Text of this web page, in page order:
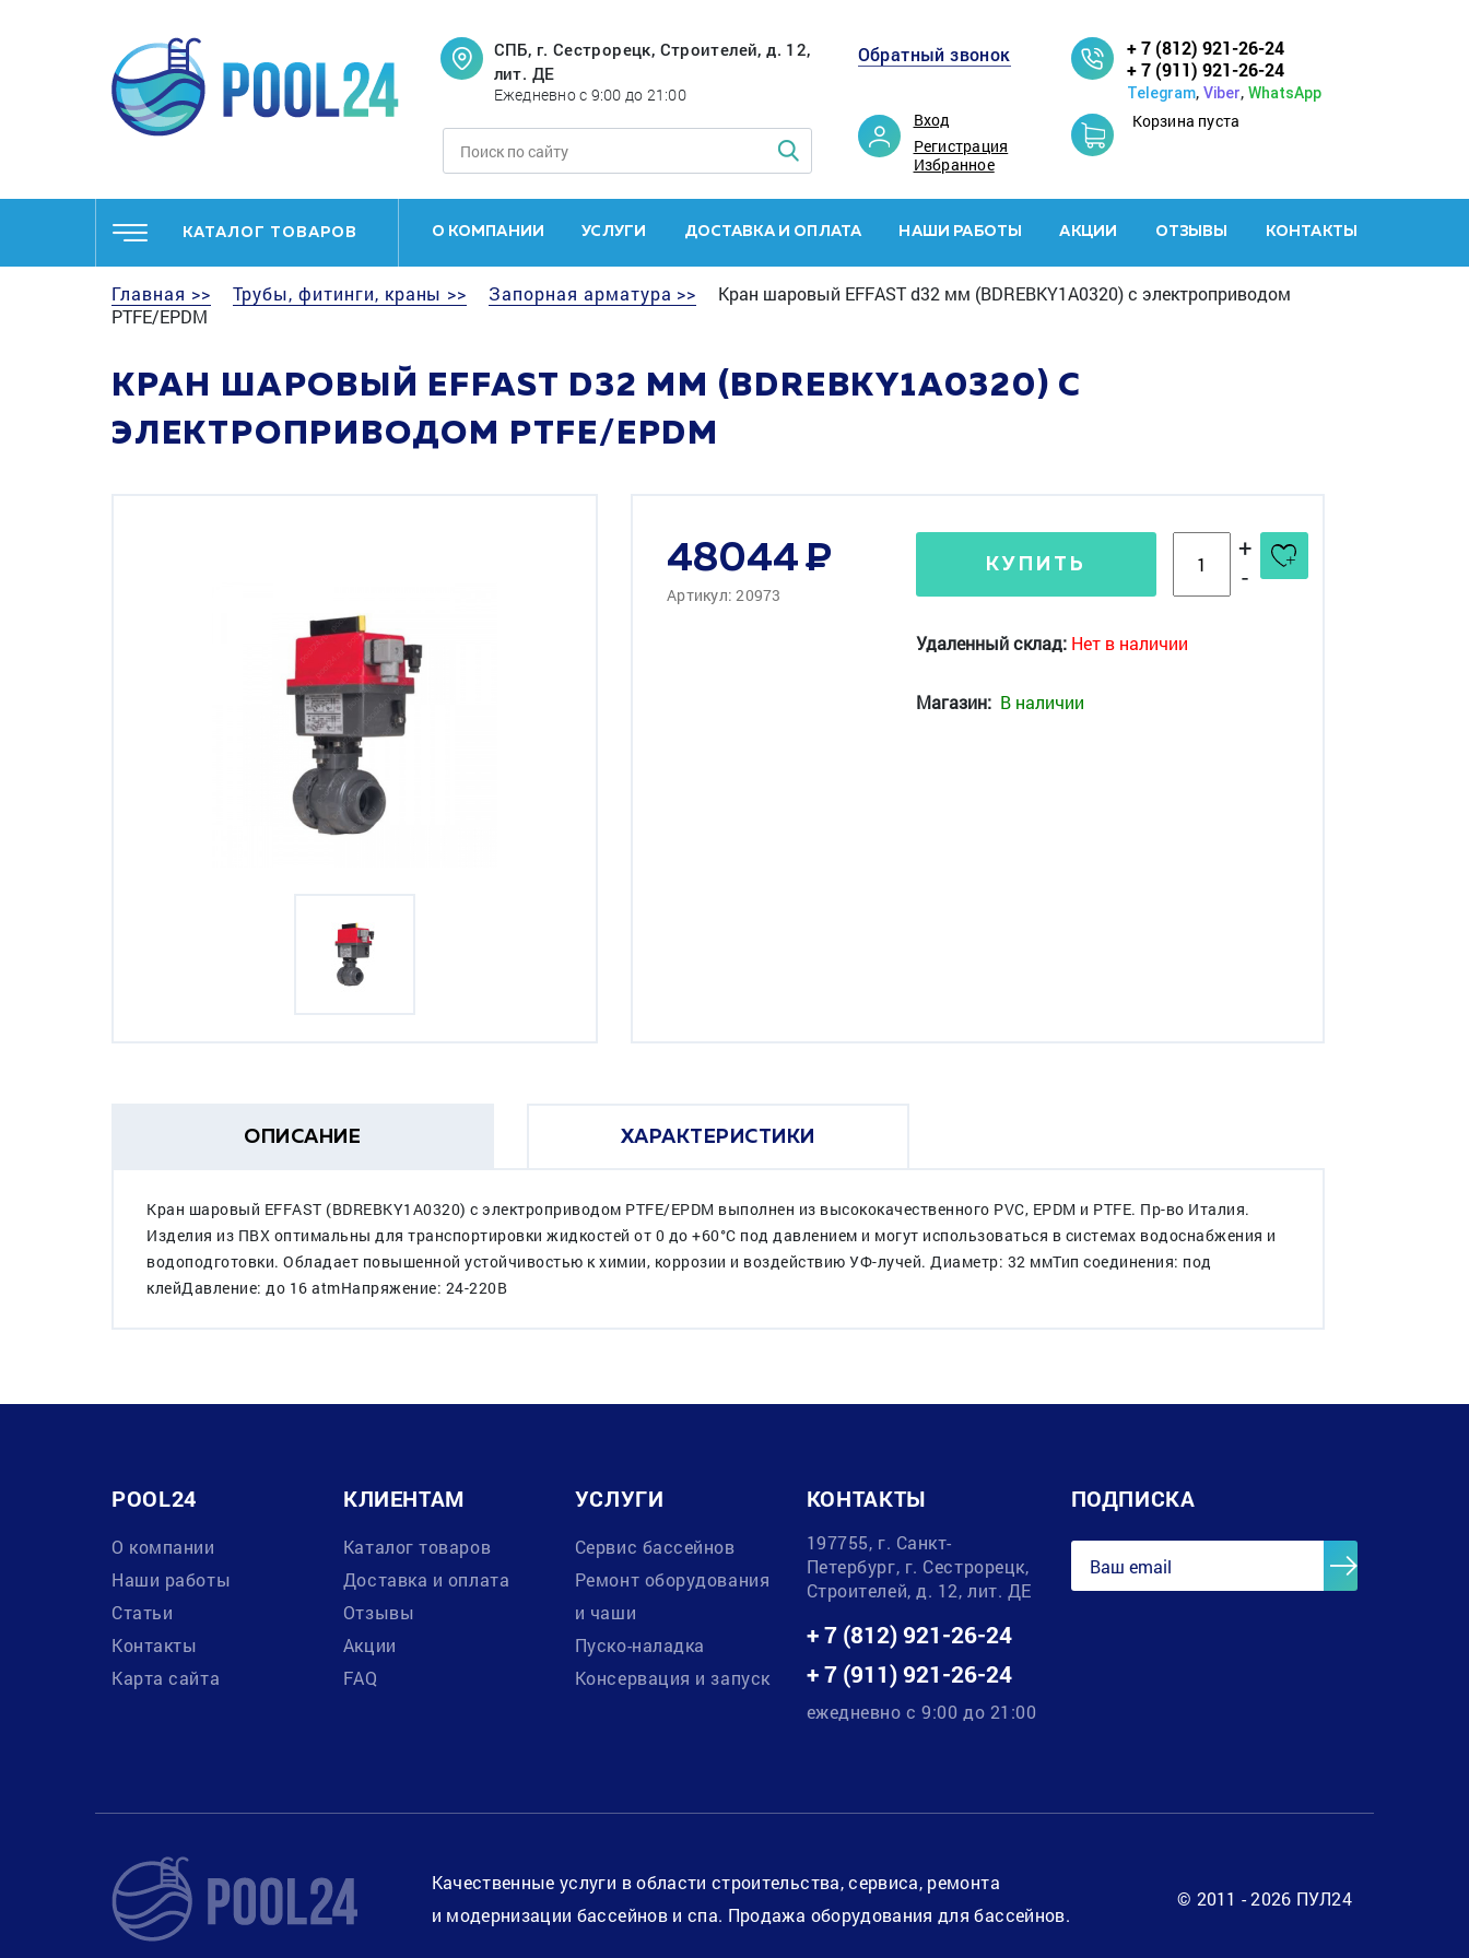
СПБ, г. Сестрорецк, Строителей, д. 12,
лит. ДЕ
Ежедневно с 9:00 до 21:00
Обратный звонок
Вход
Регистрация
Избранное
+ 7 (812) 921-26-24
+ 7 (911) 921-26-24
Telegram, Viber, WhatsApp
Корзина пуста
КАТАЛОГ ТОВАРОВ О КОМПАНИИ УСЛУГИ ДОСТАВКА И ОПЛАТА НАШИ РАБОТЫ АКЦИИ ОТЗЫВЫ КОНТАКТЫ
Главная >> Трубы, фитинги, краны >> Запорная арматура >>
Кран шаровый EFFAST d32 мм (BDREBKY1A0320) с электроприводом
PTFE/EPDM
КРАН ШАРОВЫЙ EFFAST D32 ММ (BDREBKY1A0320) С
ЭЛЕКТРОПРИВОДОМ PTFE/EPDM
48044
Артикул: 20973
КУПИТЬ
+
-
Удаленный склад: Нет в наличии
Магазин: В наличии
ОПИСАНИЕ ХАРАКТЕРИСТИКИ
Кран шаровый EFFAST (BDREBKY1A0320) с электроприводом PTFE/EPDM выполнен из высококачественного PVC, EPDM и PTFE. Пр-во Италия.
Изделия из ПВХ оптимальны для транспортировки жидкостей от 0 до +60°C под давлением и могут использоваться в системах водоснабжения и
водоподготовки. Обладает повышенной устойчивостью к химии, коррозии и воздействию УФ-лучей. Диаметр: 32 ммТип соединения: под
клейДавление: до 16 atmНапряжение: 24-220В
POOL24
О компании
Наши работы
Статьи
Контакты
Карта сайта
КЛИЕНТАМ
Каталог товаров
Доставка и оплата
Отзывы
Акции
FAQ
УСЛУГИ
Сервис бассейнов
Ремонт оборудования
и чаши
Пуско-наладка
Консервация и запуск
КОНТАКТЫ
197755, г. Санкт-
Петербург, г. Сестрорецк,
Строителей, д. 12, лит. ДЕ
+ 7 (812) 921-26-24
+ 7 (911) 921-26-24
ежедневно с 9:00 до 21:00
ПОДПИСКА
Качественные услуги в области строительства, сервиса, ремонта
и модернизации бассейнов и спа. Продажа оборудования для бассейнов.
© 2011 - 2026 ПУЛ24